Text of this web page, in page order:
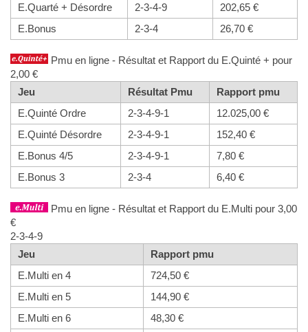
E.Quarté + Désordre
2-3-4-9
202,65 €
E.Bonus
2-3-4 26,70 €
Pmu en ligne - Résultat et Rapport du E.Quinté + pour
2,00 €
Jeu
Résultat Pmu
Rapport pmu
E.Quinté Ordre
2-3-4-9-1
12.025,00 €
E.Quinté Désordre
2-3-4-9-1
152,40 €
E.Bonus 4/5
2-3-4-9-1
7,80 €
E.Bonus 3
2-3-4 6,40 €
Pmu en ligne - Résultat et Rapport du E.Multi pour 3,00
€
2-3-4-9
Jeu
Rapport pmu
E.Multi en 4
724,50 €
E.Multi en 5
144,90 €
E.Multi en 6
48,30 €